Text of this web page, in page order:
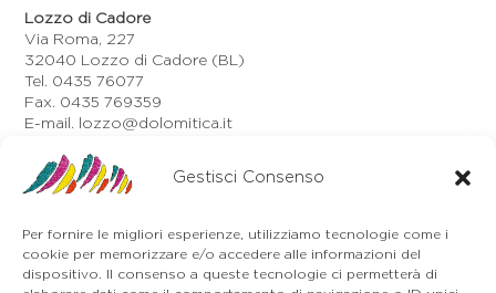
Gestisci Consenso
Per fornire le migliori esperienze, utilizziamo tecnologie come i
cookie per memorizzare e/o accedere alle informazioni del
dispositivo. Il consenso a queste tecnologie ci permetterà di
Lozzo di Cadore
Via Roma, 227
32040 Lozzo di Cadore (BL)
Tel. 0435 76077
Fax. 0435 769359
E-mail. lozzo@dolomitica.it
Auronzo di Cadore
Via Unione, 21/B
32041 Auronzo di Cadore (BL)
E-mail. auronzo@dolomitica.it
Cortina d'Ampezzo